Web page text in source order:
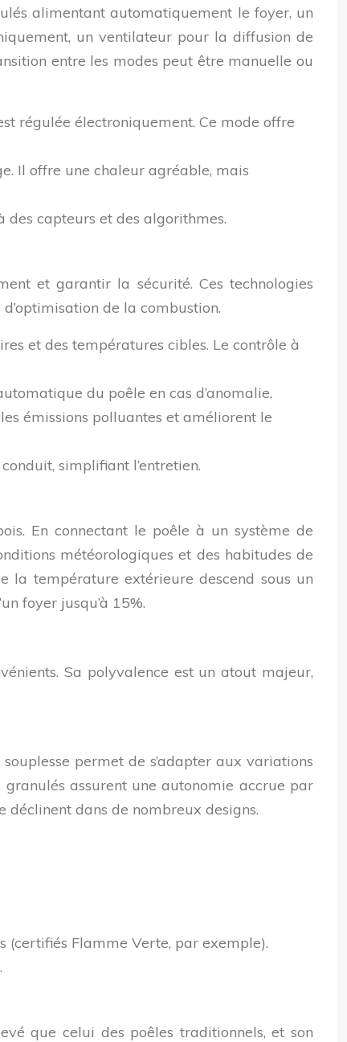
alimentant automatiquement le foyer, un
un ventilateur pour la diffusion de
entre les modes peut être manuelle ou
régulée électroniquement. Ce mode offre
Il offre une chaleur agréable, mais
des capteurs et des algorithmes.
et garantir la sécurité. Ces technologies
de la combustion.
et des températures cibles. Le contrôle à
du poêle en cas d’anomalie.
émissions polluantes et améliorent le
simplifiant l’entretien.
En connectant le poêle à un système de
météorologiques et des habitudes de
la température extérieure descend sous un
foyer jusqu’à 15%.
Sa polyvalence est un atout majeur,
permet de s’adapter aux variations
assurent une autonomie accrue par
dans de nombreux designs.
(certifiés Flamme Verte, par exemple).
que celui des poêles traditionnels, et son